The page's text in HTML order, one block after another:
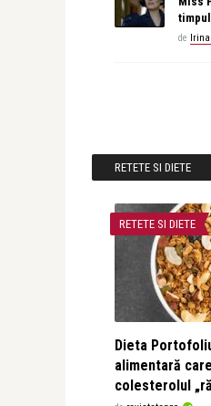
de Irina
RETETE SI DIETE
RETETE SI DIETE
Dieta
alimentară
colesterolul